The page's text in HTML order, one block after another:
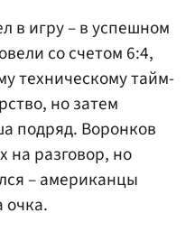
в игру – в успешном
со счетом 6:4,
техническому тайм-
но затем
подряд. Воронков
на разговор, но
– американцы
очка.